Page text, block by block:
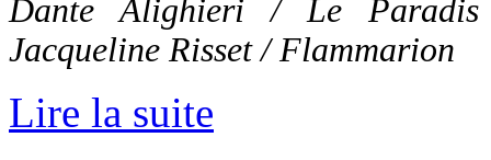
Dante Alighieri / Le
Jacqueline Risset / Flammarion
Lire la suite